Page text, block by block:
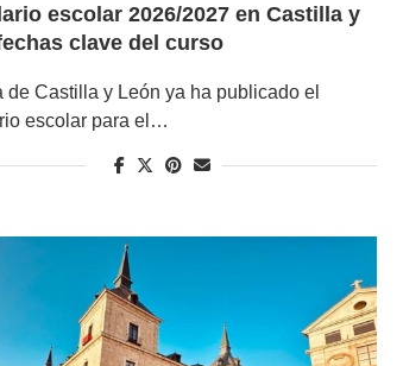
escolar 2026/2027 en Castilla y
clave del curso
de Castilla y León ya ha publicado el
escolar para el…